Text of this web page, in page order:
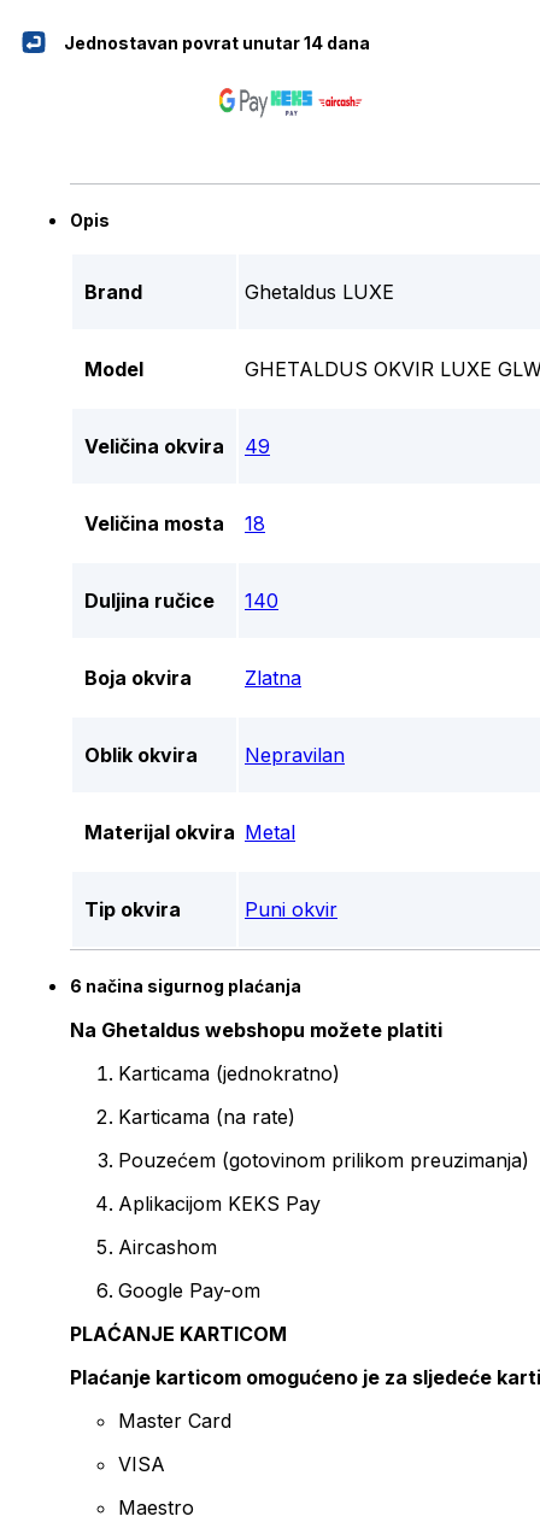
Jednostavan povrat unutar 14 dana
Opis
Brand Ghetaldus LUXE
Model GHETALDUS OKVIR LUXE
Veličina okvira 49
Veličina mosta 18
Duljina ručice 140
Boja okvira Zlatna
Oblik okvira Nepravilan
Materijal okvira Metal
Tip okvira Puni okvir
6 načina sigurnog plaćanja
Na Ghetaldus webshopu možete platiti
Karticama (jednokratno)
Karticama (na rate)
Pouzećem (gotovinom prilikom preuzimanja)
Aplikacijom KEKS Pay
Aircashom
Google Pay-om
PLAĆANJE KARTICOM
Plaćanje karticom omogućeno je za sljedeće
Master Card
VISA
Maestro